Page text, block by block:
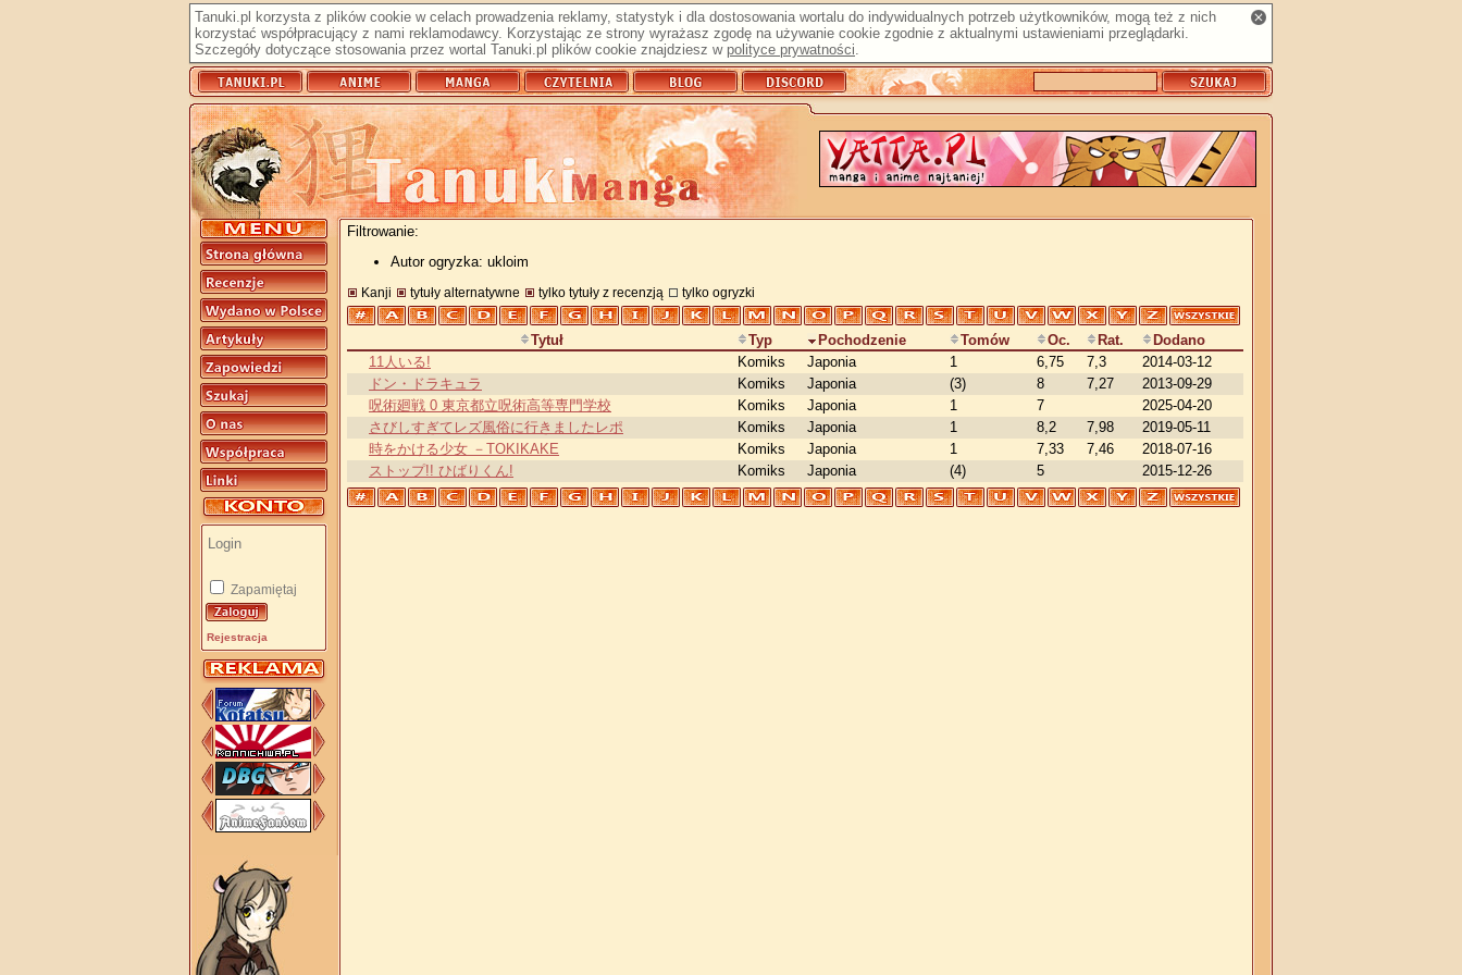
Tanuki.pl korzysta z plików cookie w celach prowadzenia reklamy, statystyk i dla dostosowania wortalu do indywidualnych potrzeb użytkowników, mogą też z nich
korzystać współpracujący z nami reklamodawcy. Korzystając ze strony wyrażasz zgodę na używanie cookie zgodnie z aktualnymi ustawieniami przeglądarki.
Szczegóły dotyczące stosowania przez wortal Tanuki.pl plików cookie znajdziesz w polityce prywatności.
Zapamiętaj
Rejestracja
Filtrowanie:
Autor ogryzka: ukloim
Kanji tytuły alternatywne tylko tytuły z recenzją tylko ogryzki
Tytuł Typ Pochodzenie Tomów Oc. Rat.
Dodano
11人いる!
Komiks Japonia 1 6,75 7,3
2014-03-12
ドン・ドラキュラ
Komiks Japonia (3) 8 7,27
2013-09-29
呪術廻戦 0 東京都立呪術高等専門学校
Komiks Japonia 1 7
2025-04-20
さびしすぎてレズ風俗に行きましたレポ
Komiks Japonia 1 8,2 7,98
2019-05-11
時をかける少女 －TOKIKAKE
Komiks Japonia 1 7,33 7,46
2018-07-16
ストップ!! ひばりくん!
Komiks Japonia (4) 5 2015-12-26